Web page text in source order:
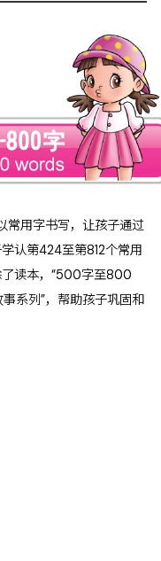
用字书写，让孩子通过
认第424至第812个常用
了读本，“500字至800
系列”，帮助孩子巩固和